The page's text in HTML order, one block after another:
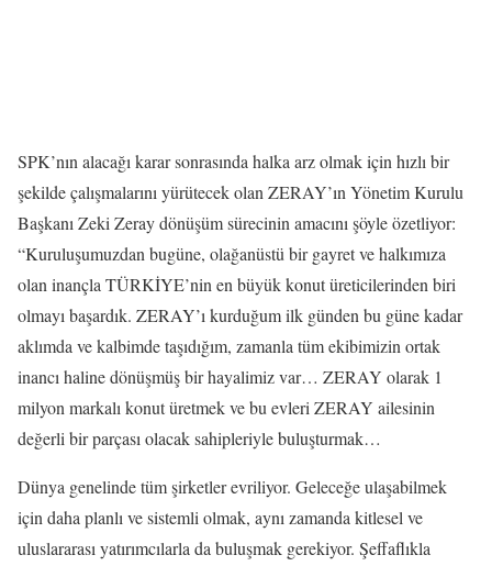
SPK’nın alacağı karar sonrasında halka arz olmak için hızlı bir
şekilde çalışmalarını yürütecek olan ZERAY’ın Yönetim Kurulu
Başkanı Zeki Zeray dönüşüm sürecinin amacını şöyle özetliyor:
“Kuruluşumuzdan bugüne, olağanüstü bir gayret ve halkımıza
olan inançla TÜRKİYE’nin en büyük konut üreticilerinden biri
olmayı başardık. ZERAY’ı kurduğum ilk günden bu güne kadar
aklımda ve kalbimde taşıdığım, zamanla tüm ekibimizin ortak
inancı haline dönüşmüş bir hayalimiz var… ZERAY olarak 1
milyon markalı konut üretmek ve bu evleri ZERAY ailesinin
değerli bir parçası olacak sahipleriyle buluşturmak…
Dünya genelinde tüm şirketler evriliyor. Geleceğe ulaşabilmek
için daha planlı ve sistemli olmak, aynı zamanda kitlesel ve
uluslararası yatırımcılarla da buluşmak gerekiyor. Şeffaflıkla